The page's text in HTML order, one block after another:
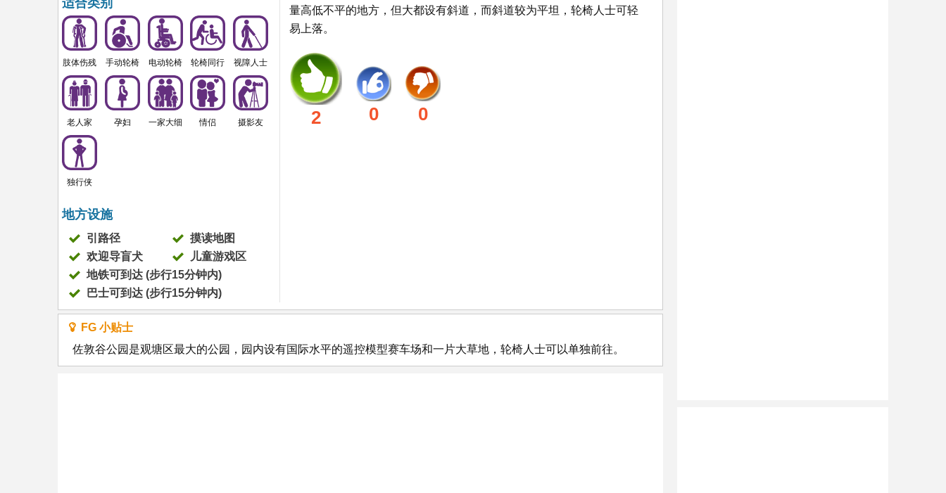
适合类别
肢体伤残 手动轮椅 电动轮椅 轮椅同行 视障人士
老人家 孕妇 一家大细 情侣 摄影友
独行侠
地方设施
引路径
摸读地图
欢迎导盲犬
儿童游戏区
地铁可到达 (步行15分钟内)
巴士可到达 (步行15分钟内)
量高低不平的地方，但大都设有斜道，而斜道较为平坦，轮椅人士可轻
易上落。
2 0 0
FG 小贴士
佐敦谷公园是观塘区最大的公园，园内设有国际水平的遥控模型赛车场和一片大草地，轮椅人士可以单独前往。